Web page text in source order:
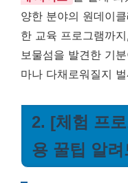
양한 분야의 원데이
한 교육 프로그램까
보물섬을 발견한 기
마나 다채로워질지
2. [체험 프
용 꿀팁 알